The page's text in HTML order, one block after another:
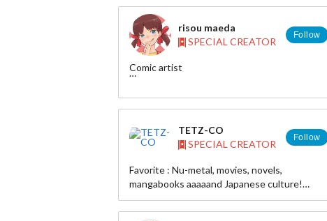
risou maeda
SPECIAL CREATOR
Follow
Comic artist
Twitter https://twitter.com/risoumaeda
blog http://maedarisou.blog136.fc2.com/
TETZ-CO
SPECIAL CREATOR
Follow
Favorite : Nu-metal, movies, novels,
mangabooks aaaaand Japanese culture!
www.tetz-co.com